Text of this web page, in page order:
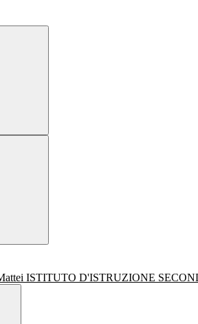
ISTITUTO D'ISTRUZIONE